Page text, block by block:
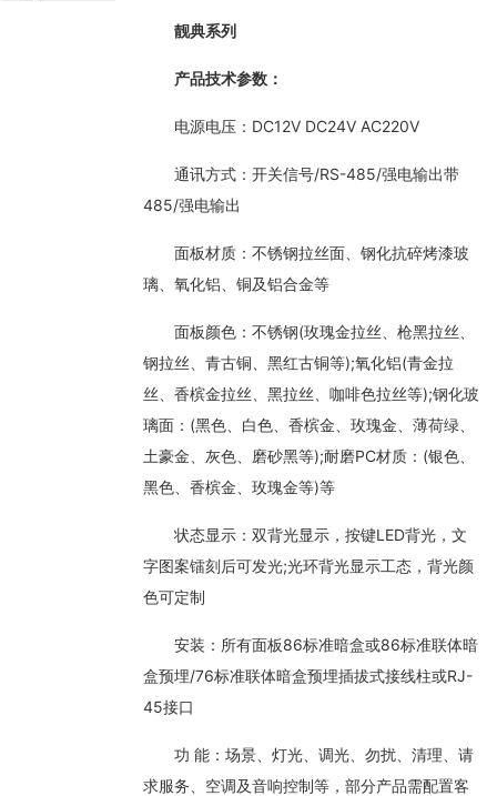
摇杆系列智能开关
精雕系列智能开关
靓典系列
产品技术参数：
电源电压：DC12V DC24V AC220V
通讯方式：开关信号/RS-485/强电输出带
485/强电输出
面板材质：不锈钢拉丝面、钢化抗碎烤漆玻
璃、氧化铝、铜及铝合金等
面板颜色：不锈钢(玫瑰金拉丝、枪黑拉丝、
钢拉丝、青古铜、黑红古铜等);氧化铝(青金拉
丝、香槟金拉丝、黑拉丝、咖啡色拉丝等);钢化玻
璃面：(黑色、白色、香槟金、玫瑰金、薄荷绿、
土豪金、灰色、磨砂黑等);耐磨PC材质：(银色、
黑色、香槟金、玫瑰金等)等
状态显示：双背光显示，按键LED背光，文
字图案镭刻后可发光;光环背光显示工态，背光颜
色可定制
安装：所有面板86标准暗盒或86标准联体暗
盒预埋/76标准联体暗盒预埋插拔式接线柱或RJ-
45接口
功 能：场景、灯光、调光、勿扰、清理、请
求服务、空调及音响控制等，部分产品需配置客